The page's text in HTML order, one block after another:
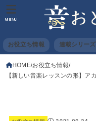
お役立ち情報 連載シリーズ
MENU
HOME お役立ち情報
【新しい音楽レッスンの形】ア